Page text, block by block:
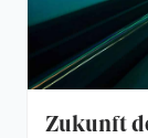
Zukunft